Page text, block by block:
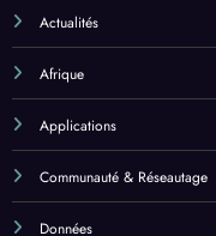
Actualités
Afrique
Applications
Communauté & Réseautage
Données